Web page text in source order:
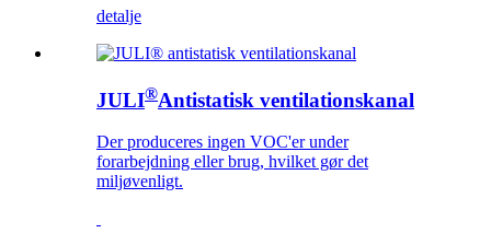
detalje
JULI®Antistatisk ventilationskanal
Der produceres ingen VOC'er under
forarbejdning eller brug, hvilket gør det
miljøvenligt.